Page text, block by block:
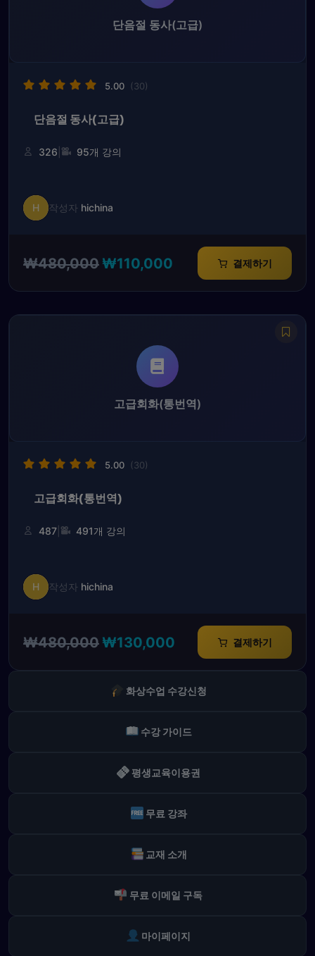
화상수업 수강신청
수강 가이드
평생교육이용권
무료 강좌
교재 소개
무료 이메일 구독
마이페이지
단음절 동사(고급)
5.00 (30)
단음절 동사(고급)
326 95개 강의
H 작성자 hichina
₩480,000 원
가
격:
₩110,000
가
격:
결제하기
고급회화(통번역)
5.00 (30)
고급회화(통번역)
487 491개 강의
H 작성자 hichina
₩480,000 원
격:
₩130,000
격:
결제하기